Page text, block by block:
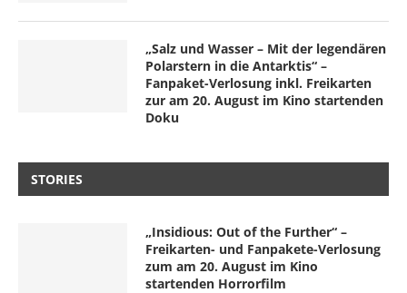
„Salz und Wasser – Mit der legendären
Polarstern in die Antarktis“ –
Fanpaket-Verlosung inkl. Freikarten
zur am 20. August im Kino startenden
Doku
STORIES
„Insidious: Out of the Further“ –
Freikarten- und Fanpakete-Verlosung
zum am 20. August im Kino
startenden Horrorfilm